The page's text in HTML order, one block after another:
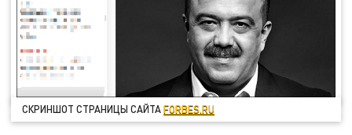
СКРИНШОТ СТРАНИЦЫ САЙТАFORBES.RU